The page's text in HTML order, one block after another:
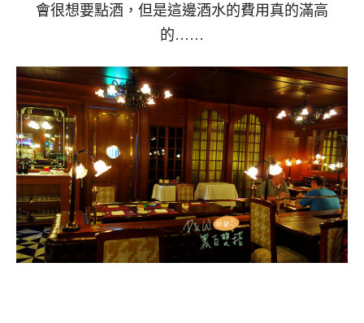
會很想要點酒，但是這邊酒水的費用真的滿高
的……